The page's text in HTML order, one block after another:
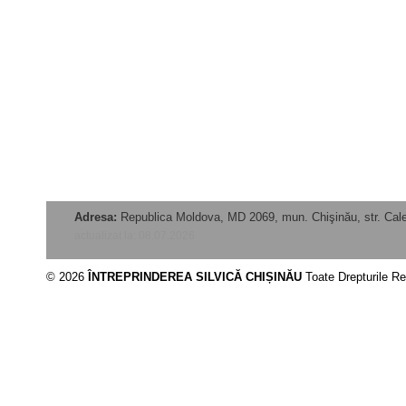
Adresa: Republica Moldova, MD 2069, mun. Chişinău, str.
© 2026 ÎNTREPRINDEREA SILVICĂ CHIȘINĂU Toate Drepturile